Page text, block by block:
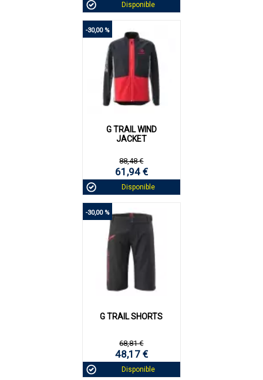
Disponible
-30,00 %
G TRAIL WIND
JACKET
88,48 €
61,94 €
Disponible
-30,00 %
G TRAIL SHORTS
68,81 €
48,17 €
Disponible